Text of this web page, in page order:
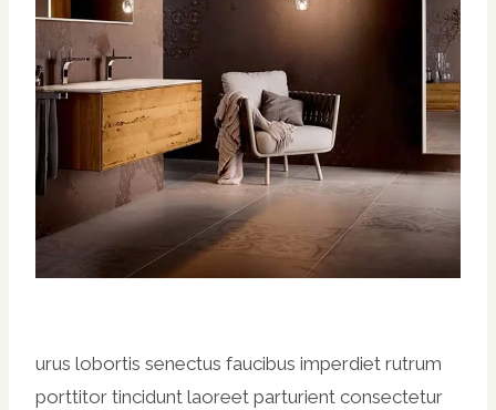
urus lobortis senectus faucibus imperdiet rutrum
porttitor tincidunt laoreet parturient consectetur